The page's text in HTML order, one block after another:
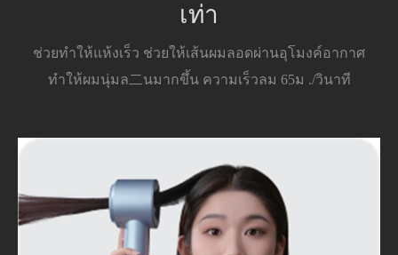
เท่า
ช่วยทำให้แห้งเร็ว ช่วยให้เส้นผมลอดผ่านอุโมงค์อากาศ
ทำให้ผมนุ่มล二นมากขึ้น ความเร็วลม 65ม ./วินาที